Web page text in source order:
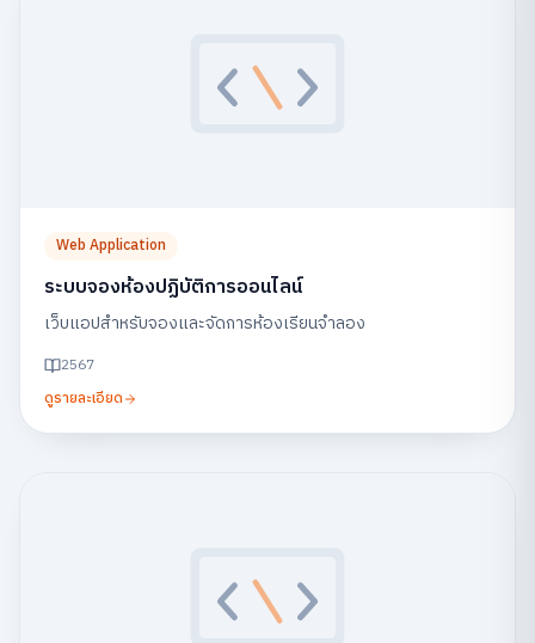
Web Application
ระบบจองห้องปฏิบัติการออนไลน์
เว็บแอปสำหรับจองและจัดการห้องเรียนจำลอง
2567
ดูรายละเอียด